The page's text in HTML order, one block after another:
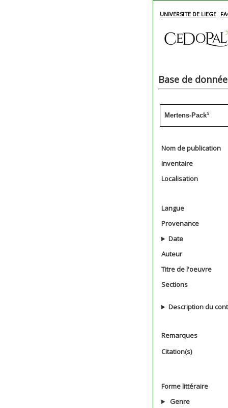
UNIVERSITE DE LIEGE
Base de
Mertens-Pack³
Nom de publication
Inventaire
Localisation
Langue
Provenance
Date
Auteur
Titre de l'oeuvre
Sections
Description du
Remarques
Citation(s)
Forme littéraire
Genre